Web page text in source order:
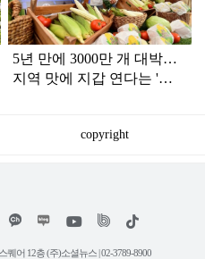
5년 만에 3000만 개 대박…
지역 맛에 지갑 연다는 '로
copyright
위
트
틱
퀘어 12층 (주)소셜뉴스 | 02-3789-8900